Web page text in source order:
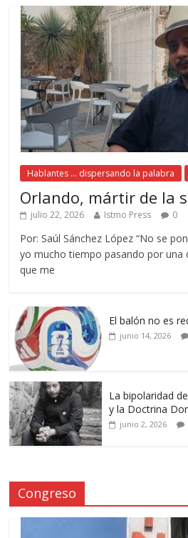
Hablantes ... dispersando la palabra
Orlando, mártir de la
julio 22, 2026 Istmo Press 0
Por: Saúl Sánchez López “No se
yo mucho tiempo pasando por una
que me
El balón no es
junio 14, 2026
La bipolaridad
y la Doctrina
junio 2, 2026
Congreso